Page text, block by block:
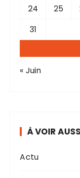
24
25
31
« Juin
À VOIR
Actu